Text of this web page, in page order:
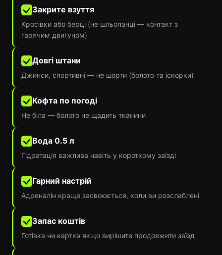
Закрите взуття
Кросівки або берці (не шльопанці — контакт з
гарячим двигуном)
Довгі штани
Джинси, спортивні — не шорти (болото та іскорки)
Кофта по погоді
Не біла — болото не щадить тканини
Вода 0.5 л
Гідратація важлива навіть у короткому заїзді
Гарний настрій
Адреналін краще засвоюється, коли ви розслаблені
Запас коштів
Готівка чи картка якщо вирішите продовжити заїзд